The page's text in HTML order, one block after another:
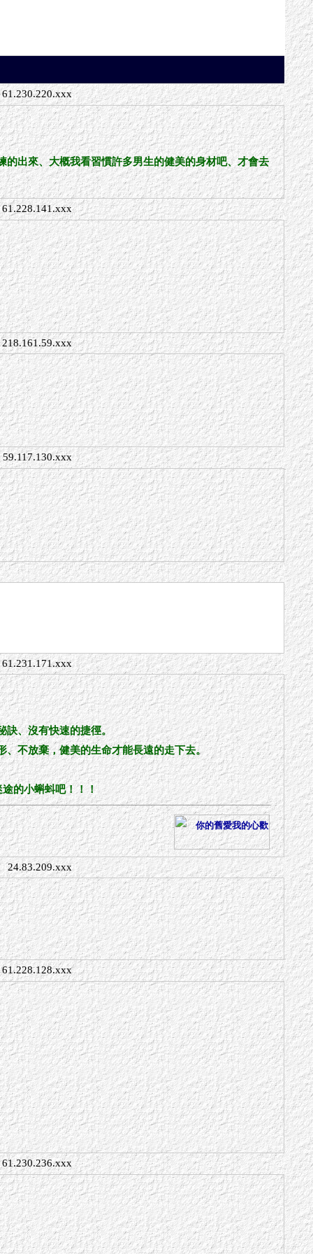
61.230.220.xxx
出來、大概我看習慣許多男生的健美的身材吧、才會去
61.228.141.xxx
218.161.59.xxx
59.117.130.xxx
61.231.171.xxx
訣、沒有快速的捷徑。
、不放棄，健美的生命才能長遠的走下去。
的小蝌蚪吧！！！
24.83.209.xxx
61.228.128.xxx
61.230.236.xxx